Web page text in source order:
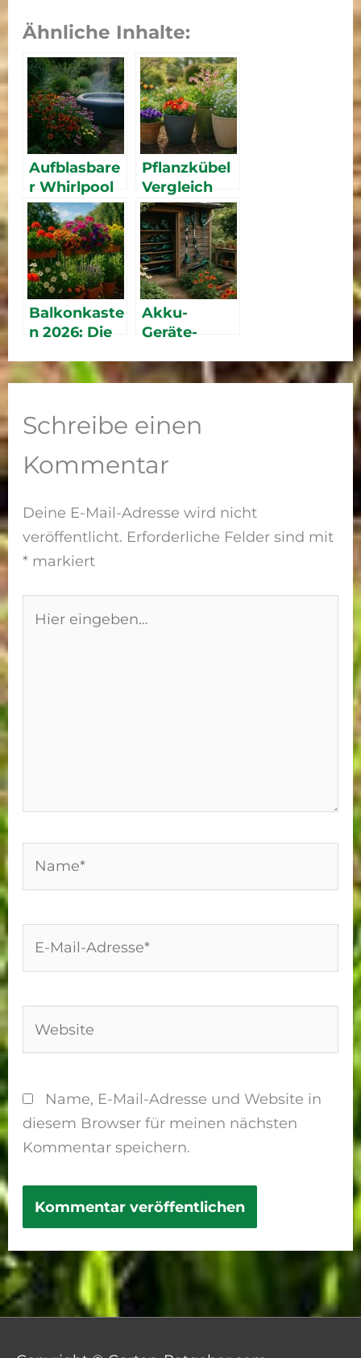
Ähnliche Inhalte:
Aufblasbare
r Whirlpool
2026 – die
besten
Outdoor-
Whirlpools
im Vergleich
Pflanzkübel
Vergleich
2026: Die
besten
großen
Pflanzgefäß
e
Balkonkaste
n 2026: Die
Blumenkäst
Akku-
Geräte-
2026 –
oder Einhell:
System ist
Schreibe einen
Kommentar
Deine E-Mail-Adresse wird nicht
veröffentlicht. Erforderliche Felder sind mit
* markiert
eingeben…
Name, E-Mail-Adresse und Website in
diesem Browser für meinen nächsten
Kommentar speichern.